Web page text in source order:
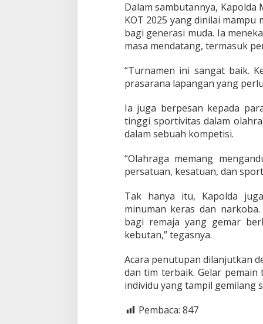
Dalam sambutannya,
KOT 2025 yang dinilai
bagi generasi muda. Ia
masa mendatang, termasuk
“Turnamen ini sangat baik.
prasarana lapangan yang
Ia juga berpesan kepada
tinggi sportivitas dalam
dalam sebuah kompetisi.
“Olahraga memang
persatuan, kesatuan, dan
Tak hanya itu, Kapolda
minuman keras dan
bagi remaja yang gemar
kebutan,” tegasnya.
Acara penutupan dilanjutkan
dan tim terbaik. Gelar
individu yang tampil gemilang
Pembaca: 847